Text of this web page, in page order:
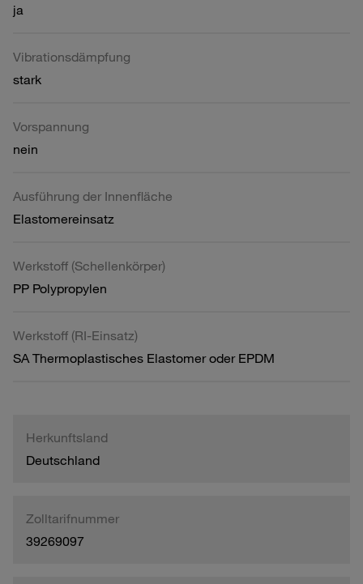
ja
Vibrationsdämpfung
stark
Vorspannung
nein
Ausführung der Innenfläche
Elastomereinsatz
Werkstoff (Schellenkörper)
PP Polypropylen
Werkstoff (RI-Einsatz)
SA Thermoplastisches Elastomer oder EPDM
Herkunftsland
Deutschland
Zolltarifnummer
39269097